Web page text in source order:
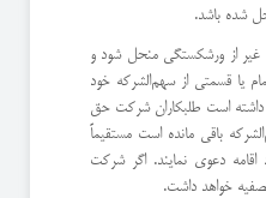
شده باشد.
غیر از ورشكستگی منحل شود و
یا قسمتی از سهم‌الشركه خود
داشته است طلبكاران شركت حق
باقی مانده است مستقیماً
دعوی نمایند. اگر شركت
خواهد داشت.